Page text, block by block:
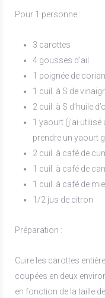
Pour 1 personne :
3 carottes
4 gousses d’ail
1 poignée de
1 cuil. à S de
2 cuil. à S d’huile
1 yaourt (j’ai
prendre un yaourt
2 cuil. à café de
1 cuil. à café de
1 cuil. à café de miel
1/2 jus de citron
Préparation :
Cuire les carottes
coupées en deux
en fonction de la taille